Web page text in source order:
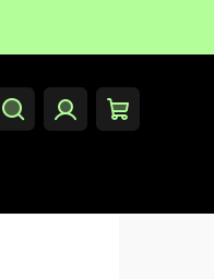
HledatPřihlášeníNákupní